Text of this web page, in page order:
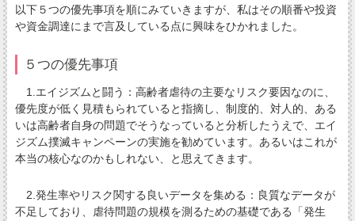
以下５つの優先事項を順にみていきますが、私はその順番や投資
や資金調達にまで言及している点に興味をひかれました。
５つの優先事項
1.エイジズムと闘う：高齢者虐待の主要なリスク要因なのに、
優先度が低く見積もられていると指摘し、制度的、対人的、ある
いは高齢者自身の問題でそうなっていると分析したうえで、エイ
ジズム撲滅キャンペーンの実施を勧めています。あるいはこれが
本当の核心なのかもしれない、と思えてきます。
2.発生率やリスク関する良いデータを集める：良質なデータが
不足しており、虐待問題の規模を測るための基礎である「発生